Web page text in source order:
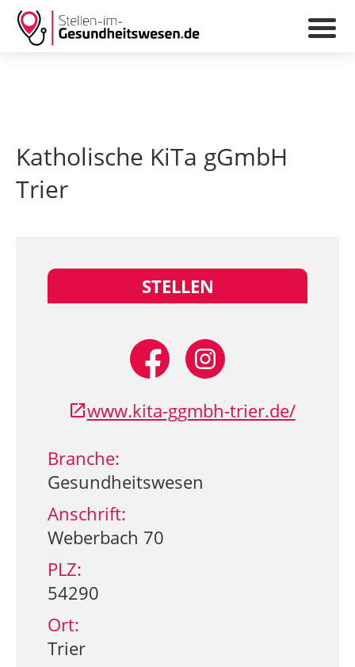
Katholische KiTa gGmbH
Trier
STELLEN
www.kita-ggmbh-trier.de/
Branche:
Gesundheitswesen
Anschrift:
Weberbach 70
PLZ:
54290
Ort:
Trier